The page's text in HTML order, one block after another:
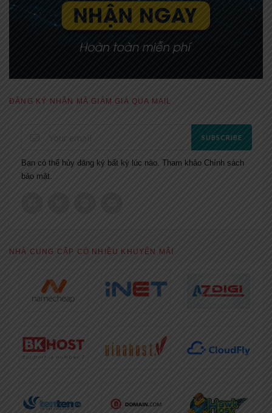
ĐĂNG KÝ NHẬN MÃ GIẢM GIÁ QUA MAIL
SUBSCRIBE
Bạn có thể hủy đăng ký bất kỳ lúc nào. Tham khảo Chính sách
bảo mật.
NHÀ CUNG CẤP CÓ NHIỀU KHUYẾN MÃI